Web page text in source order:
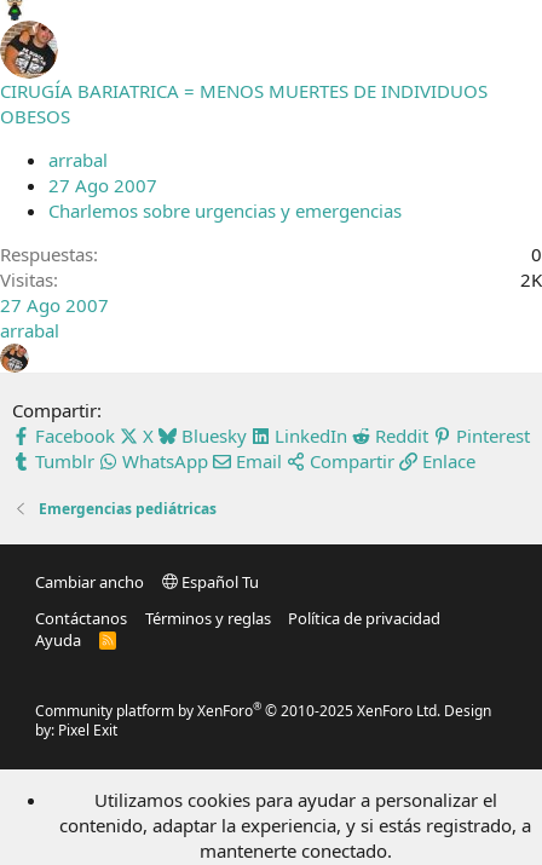
CIRUGÍA BARIATRICA = MENOS MUERTES DE INDIVIDUOS
OBESOS
arrabal
27 Ago 2007
Charlemos sobre urgencias y emergencias
Respuestas
0
Visitas
2K
27 Ago 2007
arrabal
Compartir:
Facebook
X Bluesky LinkedIn Reddit
Pinterest
Tumblr
WhatsApp Email Compartir Enlace
Emergencias pediátricas
Cambiar ancho
Español Tu
Contáctanos
Términos y reglas
Política de privacidad
Ayuda
R
S
Community platform by XenForo® © 2010-2025 XenForo Ltd. Design
by: Pixel Exit
Utilizamos cookies para ayudar a personalizar el
contenido, adaptar la experiencia, y si estás registrado, a
mantenerte conectado.